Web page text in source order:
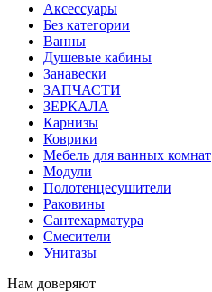
Аксессуары
Без категории
Ванны
Душевые кабины
Занавески
ЗАПЧАСТИ
ЗЕРКАЛА
Карнизы
Коврики
Мебель для ванных комнат
Модули
Полотенцесушители
Раковины
Сантехарматура
Смесители
Унитазы
Нам доверяют